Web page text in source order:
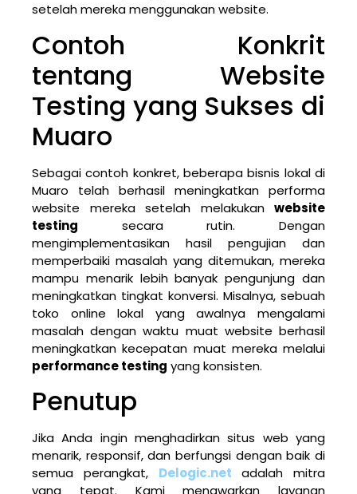
setelah mereka menggunakan website.
Contoh Konkrit
tentang Website
Testing yang Sukses di
Muaro
Sebagai contoh konkret, beberapa bisnis lokal di
Muaro telah berhasil meningkatkan performa
website mereka setelah melakukan website
testing secara rutin. Dengan
mengimplementasikan hasil pengujian dan
memperbaiki masalah yang ditemukan, mereka
mampu menarik lebih banyak pengunjung dan
meningkatkan tingkat konversi. Misalnya, sebuah
toko online lokal yang awalnya mengalami
masalah dengan waktu muat website berhasil
meningkatkan kecepatan muat mereka melalui
performance testing yang konsisten.
Penutup
Jika Anda ingin menghadirkan situs web yang
menarik, responsif, dan berfungsi dengan baik di
semua perangkat, Delogic.net adalah mitra
yang tepat. Kami menawarkan layanan